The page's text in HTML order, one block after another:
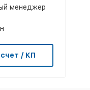
менеджер
/ КП